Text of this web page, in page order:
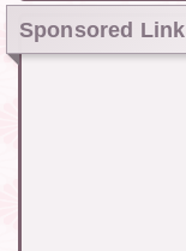
Sponsored Link